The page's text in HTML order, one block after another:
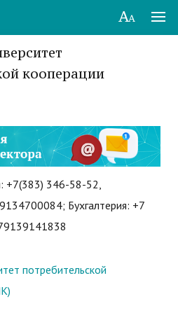
кооперации
+7(383) 346-58-52,
Бухгалтерия: +7
потребительской